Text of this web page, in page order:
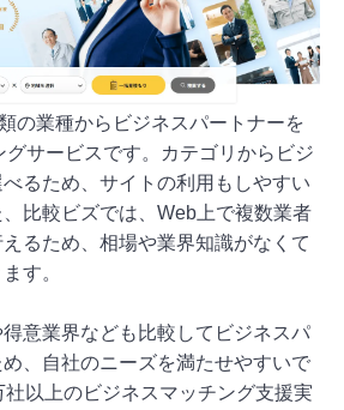
の業種からビジネスパートナーを
サービスです。カテゴリからビジ
るため、サイトの利用もしやすい
比較ビズでは、Web上で複数業者
るため、相場や業界知識がなくて
す。
意業界なども比較してビジネスパ
、自社のニーズを満たせやすいで
社以上のビジネスマッチング支援実